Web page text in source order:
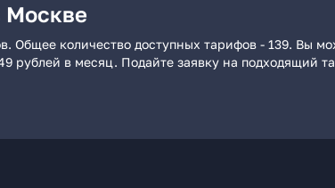
Москве
Общее количество доступных тарифов - 139. Вы
рублей в месяц. Подайте заявку на подходящий